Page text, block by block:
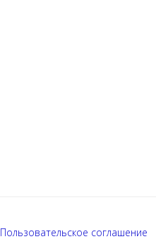
Пользовательское соглашение